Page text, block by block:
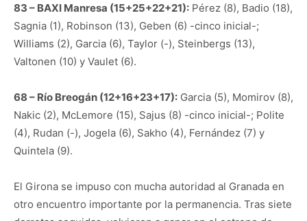
83 – BAXI Manresa (15+25+22+21): Pérez (8), Badio (18),
Sagnia (1), Robinson (13), Geben (6) -cinco inicial-;
Williams (2), Garcia (6), Taylor (-), Steinbergs (13),
Valtonen (10) y Vaulet (6).
68 – Río Breogán (12+16+23+17): Garcia (5), Momirov (8),
Nakic (2), McLemore (15), Sajus (8) -cinco inicial-; Polite
(4), Rudan (-), Jogela (6), Sakho (4), Fernández (7) y
Quintela (9).
El Girona se impuso con mucha autoridad al Granada en
otro encuentro importante por la permanencia. Tras siete